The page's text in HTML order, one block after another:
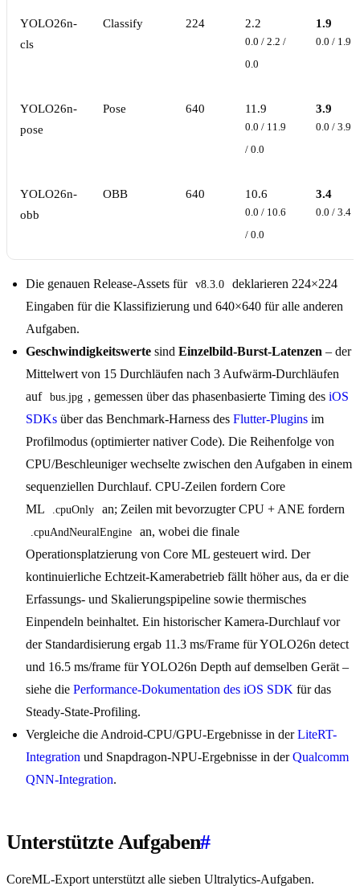
YOLO26n-
cls
Classify 224 2.2
0.0 / 2.2 /
0.0
1.9
0.0 / 1.9 /
YOLO26n-
pose
Pose 640 11.9
0.0 / 11.9
/ 0.0
3.9
0.0 / 3.9 /
YOLO26n-
obb
OBB 640 10.6
0.0 / 10.6
/ 0.0
3.4
0.0 / 3.4 /
Die genauen Release-Assets für v8.3.0
deklarieren 224×224
Eingaben für die Klassifizierung und 640×640 für alle anderen
Aufgaben.
Geschwindigkeitswerte sind Einzelbild-Burst-Latenzen – der
Mittelwert von 15 Durchläufen nach 3 Aufwärm-Durchläufen
auf bus.jpg , gemessen über das phasenbasierte Timing des iOS
SDKs über das Benchmark-Harness des Flutter-Plugins im
Profilmodus (optimierter nativer Code). Die Reihenfolge von
CPU/Beschleuniger wechselte zwischen den Aufgaben in einem
sequenziellen Durchlauf. CPU-Zeilen fordern Core
ML
.cpuOnly an; Zeilen mit bevorzugter CPU + ANE fordern
.cpuAndNeuralEngine
an, wobei die finale
Operationsplatzierung von Core ML gesteuert wird. Der
kontinuierliche Echtzeit-Kamerabetrieb fällt höher aus, da er die
Erfassungs- und Skalierungspipeline sowie thermisches
Einpendeln beinhaltet. Ein historischer Kamera-Durchlauf vor
der Standardisierung ergab 11.3 ms/Frame für YOLO26n detect
und 16.5 ms/frame für YOLO26n Depth auf demselben Gerät –
siehe die Performance-Dokumentation des iOS SDK für das
Steady-State-Profiling.
Vergleiche die Android-CPU/GPU-Ergebnisse in derLiteRT-
Integration und Snapdragon-NPU-Ergebnisse in derQualcomm
QNN-Integration.
Unterstützte Aufgaben#
CoreML-Export unterstützt alle sieben Ultralytics-Aufgaben.